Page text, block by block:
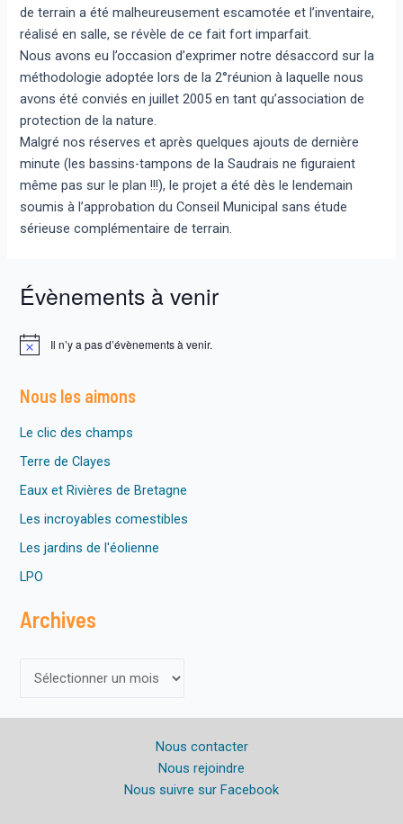
de terrain a été malheureusement escamotée et l’inventaire,
réalisé en salle, se révèle de ce fait fort imparfait.
Nous avons eu l’occasion d’exprimer notre désaccord sur la
méthodologie adoptée lors de la 2°réunion à laquelle nous
avons été conviés en juillet 2005 en tant qu’association de
protection de la nature.
Malgré nos réserves et après quelques ajouts de dernière
minute (les bassins-tampons de la Saudrais ne figuraient
même pas sur le plan !!!), le projet a été dès le lendemain
soumis à l’approbation du Conseil Municipal sans étude
sérieuse complémentaire de terrain.
Évènements à venir
N
i
c
Il n’y a pas d’évènements à venir.
Nous les aimons
Le clic des champs
Terre de Clayes
Eaux et Rivières de Bretagne
Les incroyables comestibles
Les jardins de l'éolienne
LPO
Archives
c
Nous contacter
Nous rejoindre
Nous suivre sur Facebook